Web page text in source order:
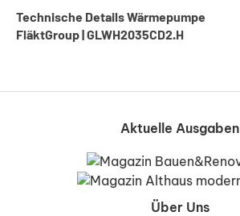
Technische Details Wärmepumpe
FläktGroup | GLWH2035CD2.H
Aktuelle Ausgaben
Über Uns